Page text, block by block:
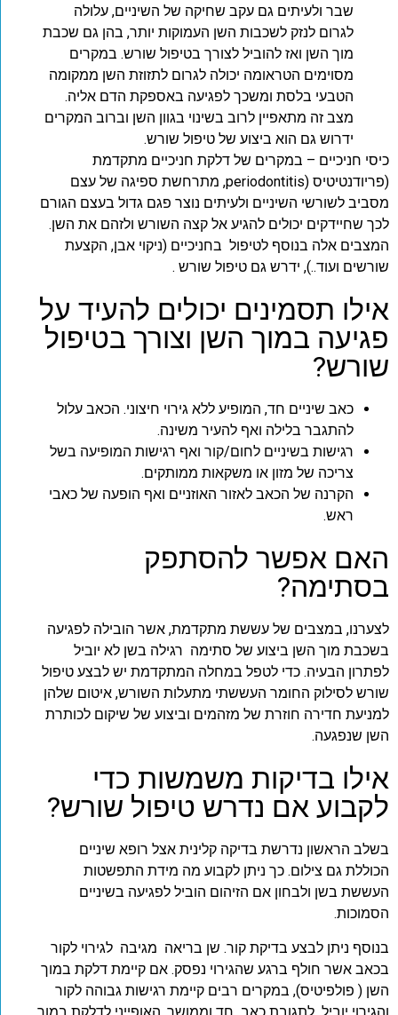
שבר ולעיתים גם עקב שחיקה של השיניים, עלולה
לגרום לנזק לשכבות השן העמוקות יותר, בהן גם שכבת
מוך השן ואז להוביל לצורך בטיפול שורש. במקרים
מסוימים הטראומה יכולה לגרום לתזוזת השן ממקומה
הטבעי בלסת ומשכך לפגיעה באספקת הדם אליה.
מצב זה מתאפיין לרוב בשינוי בגוון השן וברוב המקרים
ידרוש גם הוא ביצוע של טיפול שורש.
כיסי חניכיים – במקרים של דלקת חניכיים מתקדמת
(פריודנטיטיס (periodontitis, מתרחשת ספיגה של עצם
מסביב לשורשי השיניים ולעיתים נוצר פגם גדול בעצם הגורם
לכך שחיידקים יכולים להגיע אל קצה השורש ולזהם את השן.
המצבים אלה בנוסף לטיפול בחניכיים (ניקוי אבן, הקצעת
שורשים ועוד..), ידרש גם טיפול שורש .
אילו תסמינים יכולים להעיד על
פגיעה במוך השן וצורך בטיפול
שורש?
כאב שיניים חד, המופיע ללא גירוי חיצוני. הכאב עלול
להתגבר בלילה ואף להעיר משינה.
רגישות בשיניים לחום/קור ואף רגישות המופיעה בשל
צריכה של מזון או משקאות ממותקים.
הקרנה של הכאב לאזור האוזניים ואף הופעה של כאבי
ראש.
האם אפשר להסתפק
בסתימה?
לצערנו, במצבים של עששת מתקדמת, אשר הובילה לפגיעה
בשכבת מוך השן ביצוע של סתימה רגילה בשן לא יוביל
לפתרון הבעיה. כדי לטפל במחלה המתקדמת יש לבצע טיפול
שורש לסילוק החומר העששתי מתעלות השורש, איטום שלהן
למניעת חדירה חוזרת של מזהמים וביצוע של שיקום לכותרת
השן שנפגעה.
אילו בדיקות משמשות כדי
לקבוע אם נדרש טיפול שורש?
בשלב הראשון נדרשת בדיקה קלינית אצל רופא שיניים
הכוללת גם צילום. כך ניתן לקבוע מה מידת התפשטות
העששת בשן ולבחון אם הזיהום הוביל לפגיעה בשיניים
הסמוכות.
בנוסף ניתן לבצע בדיקת קור. שן בריאה מגיבה לגירוי לקור
בכאב אשר חולף ברגע שהגירוי נפסק. אם קיימת דלקת במוך
השן ( פולפיטיס), במקרים רבים קיימת רגישות גבוהה לקור
והגירוי יוביל לתגובת כאב חד וממושך, האופייני לדלקת במוך